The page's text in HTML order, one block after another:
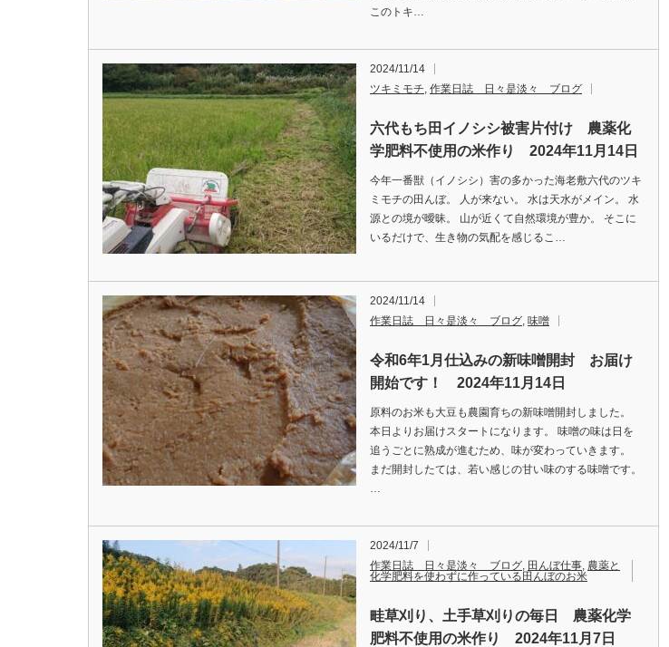
このトキ…
2024/11/14
ツキミモチ, 作業日誌 日々是淡々 ブログ
六代もち田イノシシ被害片付け 農薬化
学肥料不使用の米作り 2024年11月14日
今年一番獣（イノシシ）害の多かった海老敷六代のツキ
ミモチの田んぼ。 人が来ない。 水は天水がメイン。 水
源との境が曖昧。 山が近くて自然環境が豊か。 そこに
いるだけで、生き物の気配を感じるこ…
2024/11/14
作業日誌 日々是淡々 ブログ, 味噌
令和6年1月仕込みの新味噌開封 お届け
開始です！ 2024年11月14日
原料のお米も大豆も農園育ちの新味噌開封しました。
本日よりお届けスタートになります。 味噌の味は日を
追うごとに熟成が進むため、味が変わっていきます。
まだ開封したては、若い感じの甘い味のする味噌です。
…
2024/11/7
作業日誌 日々是淡々 ブログ, 田んぼ仕事, 農薬と
化学肥料を使わずに作っている田んぼのお米
畦草刈り、土手草刈りの毎日 農薬化学
肥料不使用の米作り 2024年11月7日